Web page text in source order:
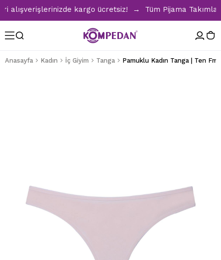
alışverişlerinizde kargo ücretsiz! → Tüm Pijama
Anasayfa Kadın İç Giyim Tanga Pamuklu Kadın Tanga | Ten Fml